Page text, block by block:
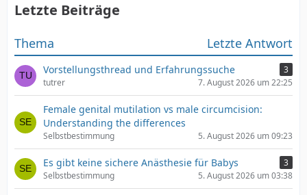
Letzte Beiträge
Thema Letzte Antwort
Vorstellungsthread und Erfahrungssuche
3
tutrer
7. August 2026 um 22:25
Female genital mutilation vs male circumcision:
Understanding the differences
Selbstbestimmung 5. August 2026 um 09:23
Es gibt keine sichere Anästhesie für Babys
3
Selbstbestimmung
5. August 2026 um 03:38